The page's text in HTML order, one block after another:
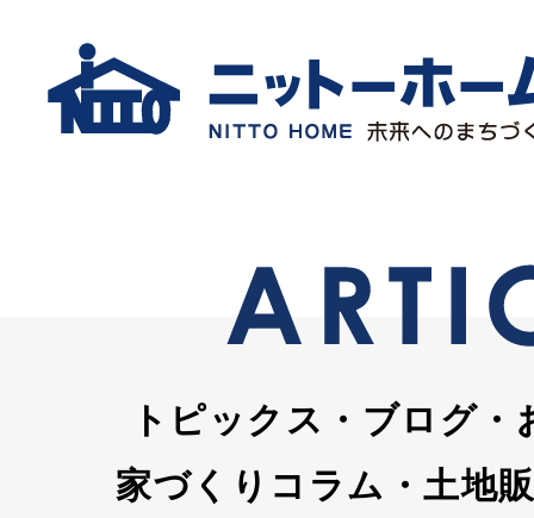
トピックス・ブログ・
家づくりコラム・土地